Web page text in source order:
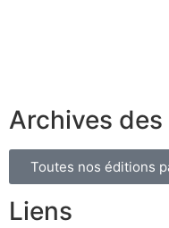
Archives
Toutes nos éditions
Liens